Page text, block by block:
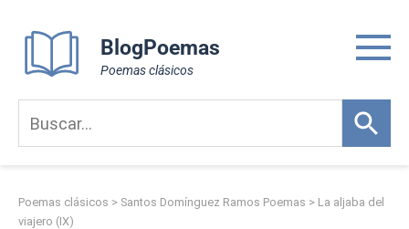
content
BlogPoemas
Poemas clásicos
Poemas clásicos > Santos Domínguez Ramos Poemas > La aljaba del
viajero (IX)